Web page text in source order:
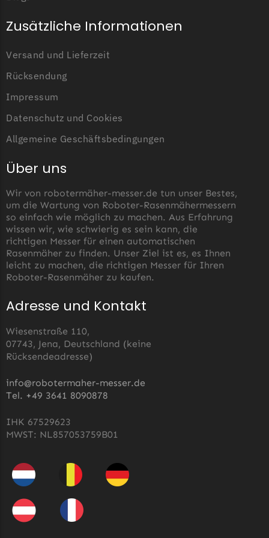
Begrenzungsdraht
Texas
Texas Messer
Wiper
Wiper Messer
WOLF-Garten
Wolf-Garten Messer
Begrenzungsdraht
Yardforce
Yardforce Messer
Begrenzungsdraht
Begrenzungsdraht
Zusätzliche Informationen
Versand und Lieferzeit
Rücksendung
Impressum
Datenschutz und Cookies
Allgemeine Geschäftsbedingungen
Über uns
Wir von robotermäher-messer.de tun unser Bestes,
um die Wartung von Roboter-Rasenmähermessern
so einfach wie möglich zu machen. Aus Erfahrung
wissen wir, wie schwierig es sein kann, die
richtigen Messer für einen automatischen
Rasenmäher zu finden. Unser Ziel ist es, es Ihnen
leicht zu machen, die richtigen Messer für Ihren
Roboter-Rasenmäher zu kaufen.
Adresse und Kontakt
Wiesenstraße 110,
07743, Jena, Deutschland (keine
Rücksendeadresse)
info@robotermaher-messer.de
Tel. +49 3641 8090878
IHK 67529623
MWST: NL857053759B01